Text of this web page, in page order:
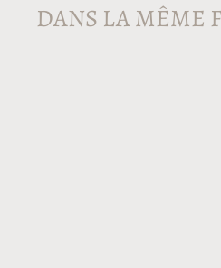
DANS LA MÊME